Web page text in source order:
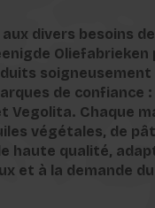
divers besoins
Oliefabrieken
de confiance
Vegolita. Chaque
végétales, de
haute qualité,
et à la demande